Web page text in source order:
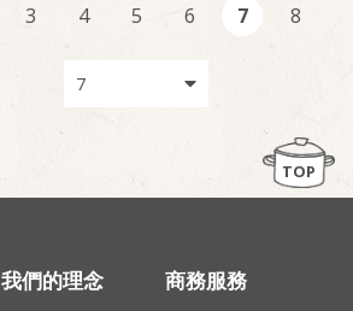
3 4 5 6 7
8
TOP
我們的理念 商務服務